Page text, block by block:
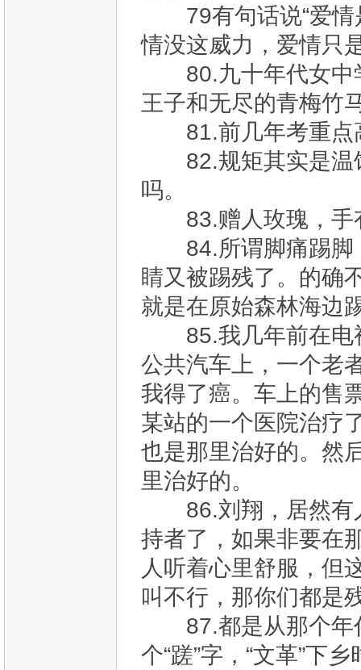
79有句话说“爱情
情没这威力，爱情只
80.九十年代女中
王子和无尽的青梅竹
81.前几年考重点
82.规矩其实是温
吗。
83.赠人玫瑰，手
84.所谓脚痛踢脚
睛又被踢残了。的确
就是在原始森林海边
85.我几年前在电
公共汽车上，一个老
我得了癌。车上的售
某站的一个医院治疗
也是那里治好的。然
里治好的。
86.刘翔，居然有
持者了，如果非要在
人听着心里舒服，但
叫不行，那你们都是
87.都是从那个年
个“蹉”字，“文革”下